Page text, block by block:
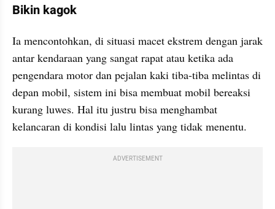
Bikin kagok
Ia mencontohkan, di situasi macet ekstrem dengan jarak
antar kendaraan yang sangat rapat atau ketika ada
pengendara motor dan pejalan kaki tiba-tiba melintas di
depan mobil, sistem ini bisa membuat mobil bereaksi
kurang luwes. Hal itu justru bisa menghambat
kelancaran di kondisi lalu lintas yang tidak menentu.
ADVERTISEMENT